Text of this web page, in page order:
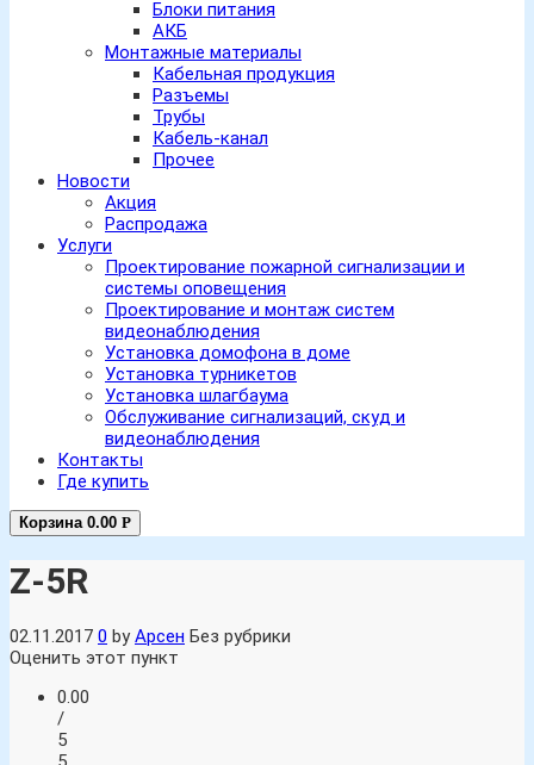
Блоки питания
АКБ
Монтажные материалы
Кабельная продукция
Разъемы
Трубы
Кабель-канал
Прочее
Новости
Акция
Распродажа
Услуги
Проектирование пожарной сигнализации и
системы оповещения
Проектирование и монтаж систем
видеонаблюдения
Установка домофона в доме
Установка турникетов
Установка шлагбаума
Обслуживание сигнализаций, скуд и
видеонаблюдения
Контакты
Где купить
Корзина 0.00 Р
Z-5R
02.11.2017 0 byАрсен Без рубрики
Оценить этот пункт
0.00
/
5